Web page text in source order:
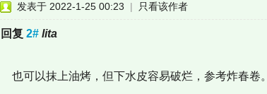
发表于 2022-1-25 00:23 | 只看该作者
回复 2# lita
也可以抹上油烤，但下水皮容易破烂，参考炸春卷。